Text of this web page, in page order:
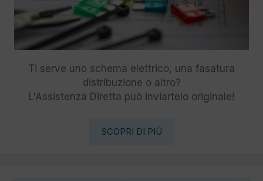
Ti serve uno schema elettrico, una fasatura
distribuzione o altro?
L'Assistenza Diretta può inviartelo originale!
SCOPRI DI PIÙ